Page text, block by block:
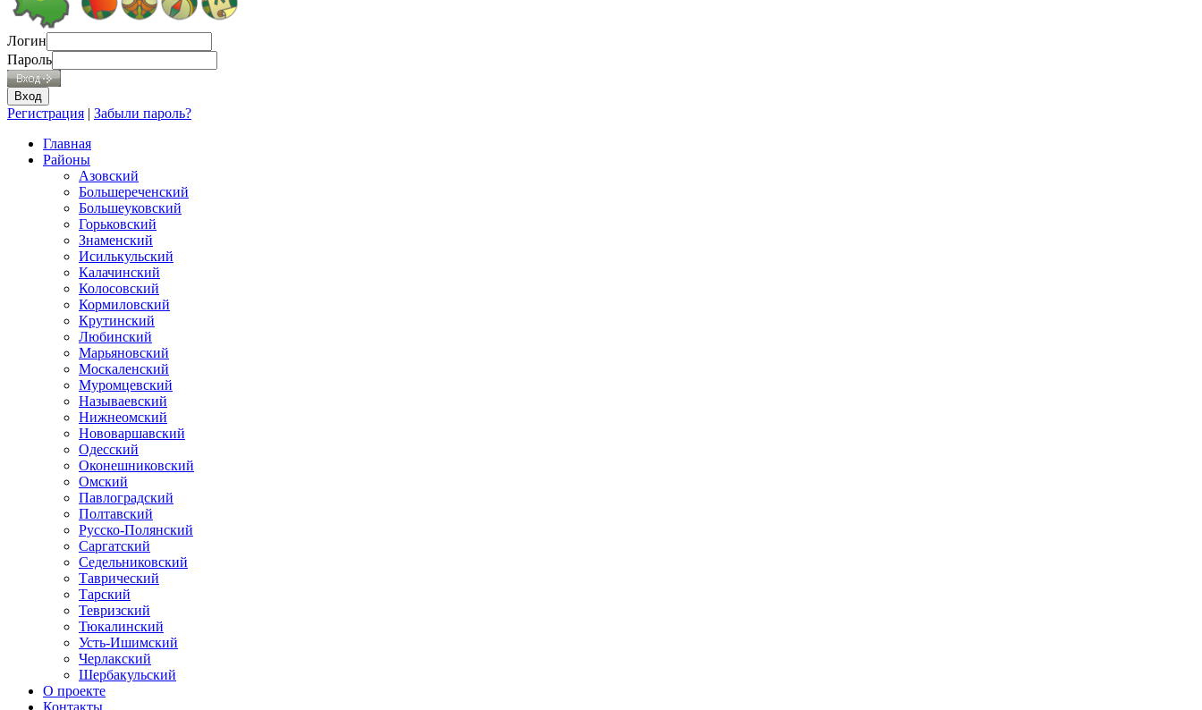
Логин
Пароль
Регистрация | Забыли пароль?
Главная
Районы
Азовский
Большереченский
Большеуковский
Горьковский
Знаменский
Исилькульский
Калачинский
Колосовский
Кормиловский
Крутинский
Любинский
Марьяновский
Москаленский
Муромцевский
Называевский
Нижнеомский
Нововаршавский
Одесский
Оконешниковский
Омский
Павлоградский
Полтавский
Русско-Полянский
Саргатский
Седельниковский
Таврический
Тарский
Тевризский
Тюкалинский
Усть-Ишимский
Черлакский
Шербакульский
О проекте
Контакты